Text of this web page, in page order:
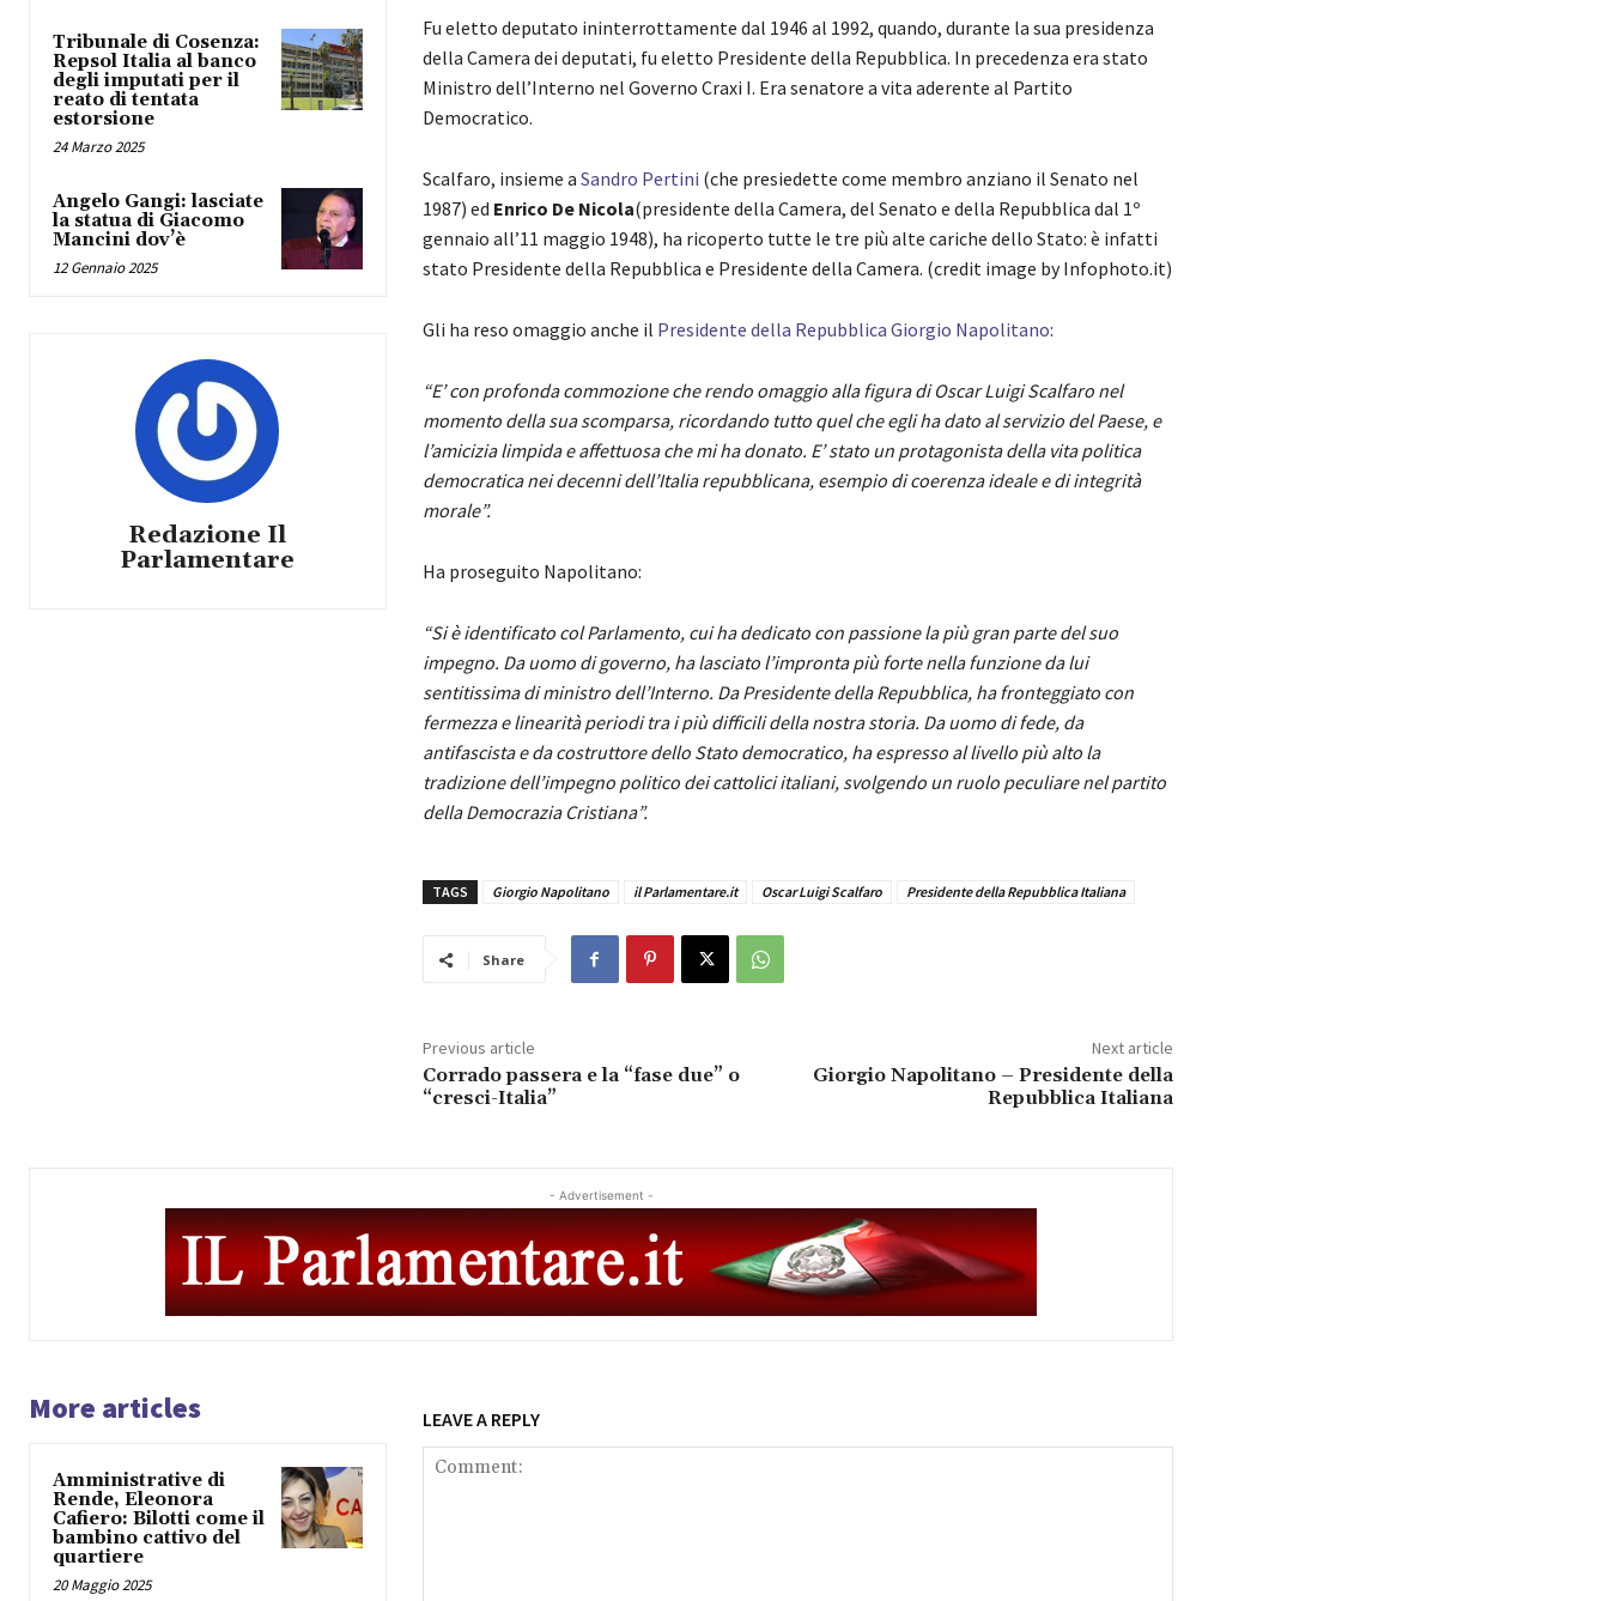
Tribunale di Cosenza:
Repsol Italia al banco
degli imputati per il
reato di tentata
estorsione
24 Marzo 2025
Angelo Gangi: lasciate
la statua di Giacomo
Mancini dov’è
12 Gennaio 2025
Redazione Il
Parlamentare
Fu eletto deputato ininterrottamente dal 1946 al 1992, quando, durante la sua presidenza
della Camera dei deputati, fu eletto Presidente della Repubblica. In precedenza era stato
Ministro dell’Interno nel Governo Craxi I. Era senatore a vita aderente al Partito
Democratico.
Scalfaro, insieme a Sandro Pertini (che presiedette come membro anziano il Senato nel
1987) ed Enrico De Nicola(presidente della Camera, del Senato e della Repubblica dal 1º
gennaio all’11 maggio 1948), ha ricoperto tutte le tre più alte cariche dello Stato: è infatti
stato Presidente della Repubblica e Presidente della Camera. (credit image by Infophoto.it)
Gli ha reso omaggio anche il Presidente della Repubblica Giorgio Napolitano:
“E’ con profonda commozione che rendo omaggio alla figura di Oscar Luigi Scalfaro nel
momento della sua scomparsa, ricordando tutto quel che egli ha dato al servizio del Paese, e
l’amicizia limpida e affettuosa che mi ha donato. E’ stato un protagonista della vita politica
democratica nei decenni dell’Italia repubblicana, esempio di coerenza ideale e di integrità
morale”.
Ha proseguito Napolitano:
“Si è identificato col Parlamento, cui ha dedicato con passione la più gran parte del suo
impegno. Da uomo di governo, ha lasciato l’impronta più forte nella funzione da lui
sentitissima di ministro dell’Interno. Da Presidente della Repubblica, ha fronteggiato con
fermezza e linearità periodi tra i più difficili della nostra storia. Da uomo di fede, da
antifascista e da costruttore dello Stato democratico, ha espresso al livello più alto la
tradizione dell’impegno politico dei cattolici italiani, svolgendo un ruolo peculiare nel partito
della Democrazia Cristiana”.
TAGS Giorgio Napolitano il Parlamentare.it Oscar Luigi Scalfaro Presidente della Repubblica Italiana
Share
Previous article
Corrado passera e la “fase due” o
“cresci-Italia”
Next article
Giorgio Napolitano – Presidente della
Repubblica Italiana
- Advertisement -
More articles
Amministrative di
Rende, Eleonora
Cafiero: Bilotti come il
bambino cattivo del
quartiere
20 Maggio 2025
LEAVE A REPLY